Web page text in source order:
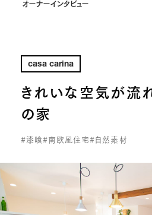
オーナーインタビュー
casa carina
きれいな空気が流
の家
#漆喰#南欧風住宅#自然素材